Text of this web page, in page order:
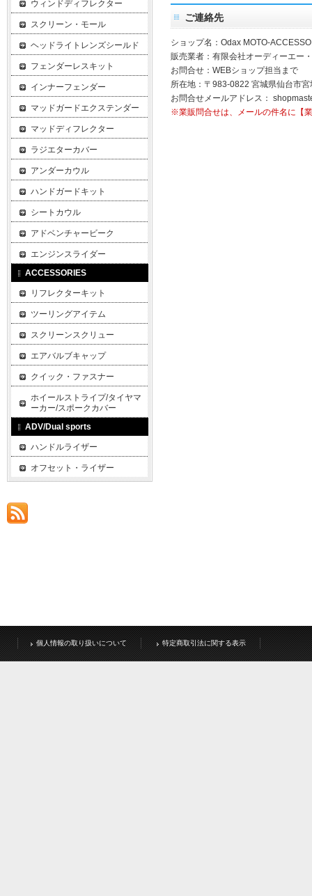
ご連絡先
ショップ名：Odax MOTO-
販売業者：有限会社オーディーエー
お問合せ：WEBショップ担当まで
所在地：〒983-0822 宮城県仙台市
お問合せメールアドレス：
※業販問合せは、メールの件名に【
ウィンドディフレクター
スクリーン・モール
ヘッドライトレンズシールド
フェンダーレスキット
インナーフェンダー
マッドガードエクステンダー
マッドディフレクター
ラジエターカバー
アンダーカウル
ハンドガードキット
シートカウル
アドベンチャービーク
エンジンスライダー
ACCESSORIES
リフレクターキット
ツーリングアイテム
スクリーンスクリュー
エアバルブキャップ
クイック・ファスナー
ホイールストライプ/タイヤマ
ーカー/スポークカバー
ADV/Dual sports
ハンドルライザー
オフセット・ライザー
個人情報の取り扱いについて 特定商取引法に関する表示